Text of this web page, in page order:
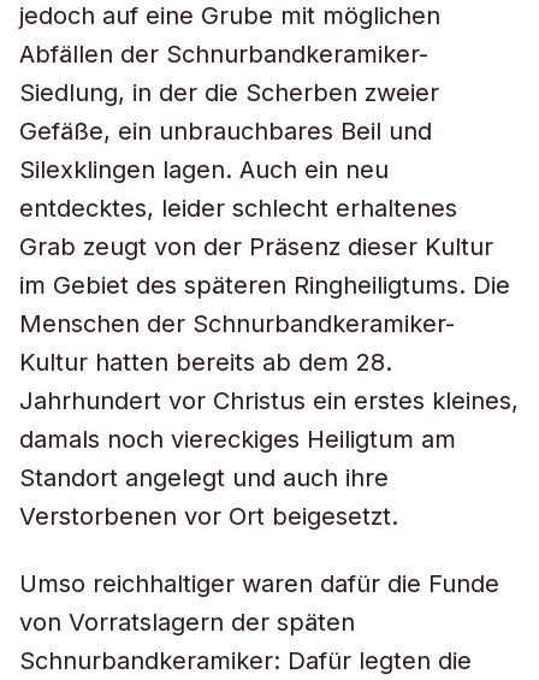
jedoch auf eine Grube mit möglichen
Abfällen der Schnurbandkeramiker-
Siedlung, in der die Scherben zweier
Gefäße, ein unbrauchbares Beil und
Silexklingen lagen. Auch ein neu
entdecktes, leider schlecht erhaltenes
Grab zeugt von der Präsenz dieser Kultur
im Gebiet des späteren Ringheiligtums. Die
Menschen der Schnurbandkeramiker-
Kultur hatten bereits ab dem 28.
Jahrhundert vor Christus ein erstes kleines,
damals noch viereckiges Heiligtum am
Standort angelegt und auch ihre
Verstorbenen vor Ort beigesetzt.
Umso reichhaltiger waren dafür die Funde
von Vorratslagern der späten
Schnurbandkeramiker: Dafür legten die